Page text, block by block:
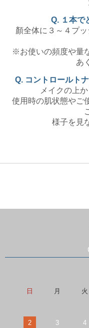
Q. １本で
顏全体に３～４プ
※お使いの頻度や量
あ
Q. コントロールト
メイクの上
使用時の肌状態やご
様子を見
日 月 火
2 3 4